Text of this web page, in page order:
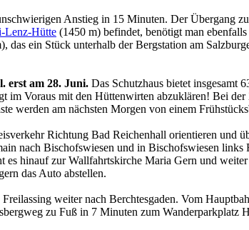
Anstieg in 15 Minuten. Der Übergang
Lenz-Hütte (1450 m) befindet, benötigt man
ein Stück unterhalb der Bergstation am
erst am 28. Juni. Das Schutzhaus bietet insgesamt
Voraus mit den Hüttenwirten abzuklären! Bei
werden am nächsten Morgen von einem
Richtung Bad Reichenhall orientieren und
nach Bischofswiesen und in Bischofswiesen
hinauf zur Wallfahrtskirche Maria Gern und
das Auto abstellen.
weiter nach Berchtesgaden. Vom
zu Fuß in 7 Minuten zum Wanderparkplatz